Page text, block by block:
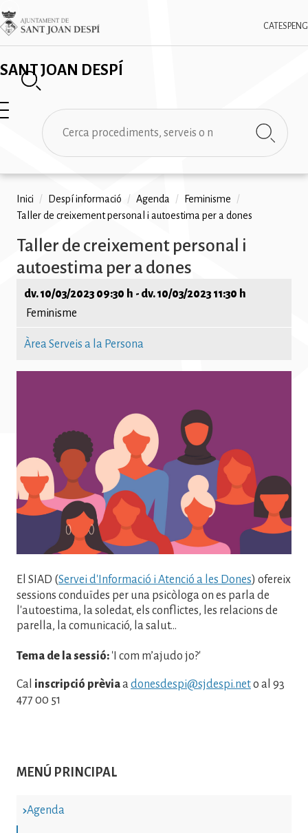
Vés
al
contingut
SANT JOAN DESPÍ
CAT ESPENG
Imatge
✕
Cerca
MENÚ PRINCIPAL
Agenda
Fil
d'ariadna
Inici / Despí informació / Agenda / Feminisme
/
Taller de creixement personal i autoestima per a dones
Taller de creixement personal i
autoestima per a dones
dv. 10/03/2023 09:30 h - dv. 10/03/2023 11:30 h
Feminisme
Àrea Serveis a la Persona
El SIAD (Servei d'Informació i Atenció a les Dones) ofereix
sessions conduïdes per una psicòloga on es parla de
l'autoestima, la soledat, els conflictes, les relacions de
parella, la comunicació, la salut...
Tema de la sessió: 'I com m’ajudo jo?'
Cal inscripció prèviaadonesdespi@sjdespi.neto al 93
477 00 51